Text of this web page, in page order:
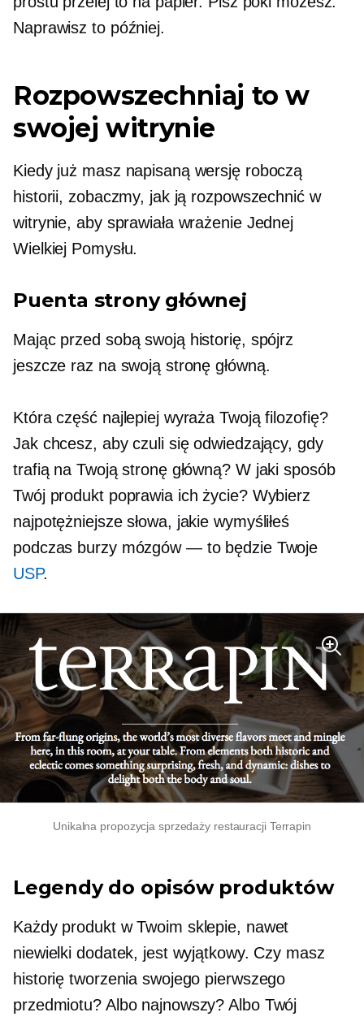
Naprawisz to później.
Rozpowszechniaj to w
swojej witrynie
Kiedy już masz napisaną wersję roboczą
historii, zobaczmy, jak ją rozpowszechnić w
witrynie, aby sprawiała wrażenie Jednej
Wielkiej Pomysłu.
Puenta strony głównej
Mając przed sobą swoją historię, spójrz
jeszcze raz na swoją stronę główną.
Która część najlepiej wyraża Twoją filozofię?
Jak chcesz, aby czuli się odwiedzający, gdy
trafią na Twoją stronę główną? W jaki sposób
Twój produkt poprawia ich życie? Wybierz
najpotężniejsze słowa, jakie wymyśliłeś
podczas burzy mózgów — to będzie Twoje
USP.
Unikalna propozycja sprzedaży restauracji Terrapin
Legendy do opisów produktów
Każdy produkt w Twoim sklepie, nawet
niewielki dodatek, jest wyjątkowy. Czy masz
historię tworzenia swojego pierwszego
przedmiotu? Albo najnowszy? Albo Twój